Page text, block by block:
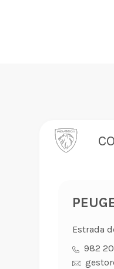
Estrada
982